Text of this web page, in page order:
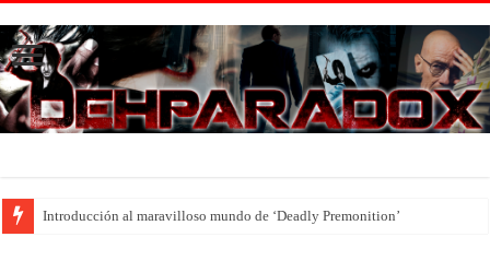
Introducción al maravilloso mundo de ‘Deadly Premonition’